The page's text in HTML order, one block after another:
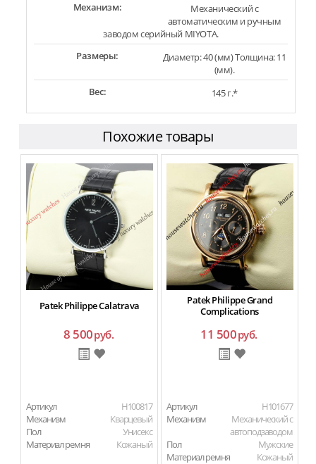
Механизм:
Механический с
автоматическим и ручным
заводом серийный MIYOTA.
Размеры:
Диаметр: 40 (мм) Толщина: 11
(мм).
Вес:
145 г.*
Похожие товары
Patek Philippe Calatrava
8 500руб.
Артикул
H100817
Механизм
Кварцевый
Пол
Унисекс
Материал ремня
Кожаный
Patek Philippe Grand
Complications
11 500руб.
Артикул
H101677
Механизм
Механический с
автоподзаводом
Пол
Мужские
Материал ремня
Кожаный